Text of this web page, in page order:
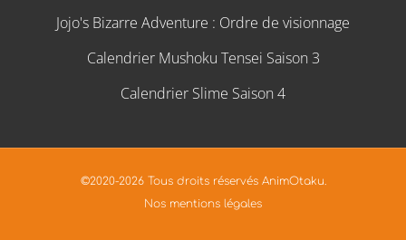
Jojo's Bizarre Adventure : Ordre de visionnage
Calendrier Mushoku Tensei Saison 3
Calendrier Slime Saison 4
©2020-2026 Tous droits réservés AnimOtaku.
Nos mentions légales